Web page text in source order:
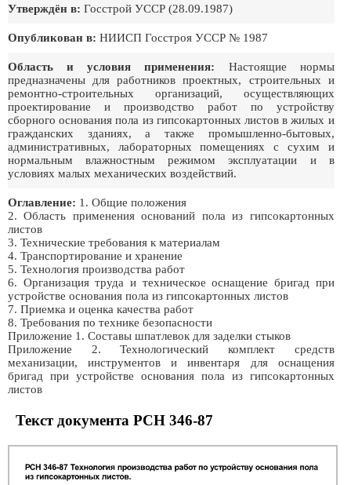
Утверждён в: Госстрой УССР (28.09.1987)
Опубликован в: НИИСП Госстроя УССР № 1987
Область и условия применения: Настоящие нормы
предназначены для работников проектных, строительных и
ремонтно-строительных организаций, осуществляющих
проектирование и производство работ по устройству
сборного основания пола из гипсокартонных листов в жилых и
гражданских зданиях, а также промышленно-бытовых,
административных, лабораторных помещениях с сухим и
нормальным влажностным режимом эксплуатации и в
условиях малых механических воздействий.
Оглавление: 1. Общие положения
2. Область применения оснований пола из гипсокартонных
листов
3. Технические требования к материалам
4. Транспортирование и хранение
5. Технология производства работ
6. Организация труда и техническое оснащение бригад при
устройстве основания пола из гипсокартонных листов
7. Приемка и оценка качества работ
8. Требования по технике безопасности
Приложение 1. Составы шпатлевок для заделки стыков
Приложение 2. Технологический комплект средств
механизации, инструментов и инвентаря для оснащения
бригад при устройстве основания пола из гипсокартонных
листов
Текст документа РСН 346-87